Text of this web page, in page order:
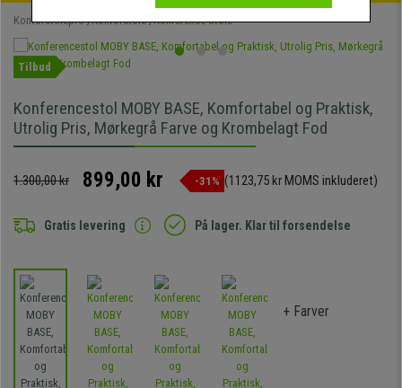
Kontorstolepro Kontorstole Konference Stole
Tilbud
Konferencestol MOBY BASE, Komfortabel og Praktisk,
Utrolig Pris, Mørkegrå Farve og Krombelagt Fod
1.300,00 kr 899,00 kr -31% (1123,75 kr MOMS inkluderet)
Gratis levering På lager. Klar til forsendelse
+ Farver